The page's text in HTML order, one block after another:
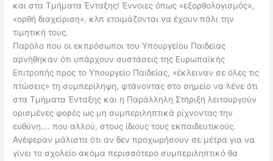
και στα Τμήματα Ένταξης! Έννοιες όπως «εξορθολογισμός»,
«ορθή διαχείριση», κλπ ετοιμάζονται να έχουν πάλι την
τιμητική τους.
Παρόλο που οι εκπρόσωποι του Υπουργείου Παιδείας
αρνήθηκαν ότι υπάρχουν συστάσεις της Ευρωπαϊκής
Επιτροπής προς το Υπουργείο Παιδείας, «έκλειναν σε όλες τις
πτώσεις» τη συμπερίληψη, φτάνοντας στο σημείο να λένε ότι
στα Τμήματα Ένταξης και η Παράλληλη Στήριξη λειτουργούν
ορισμένες φορές ως μη συμπεριληπτικά ρίχνοντας την
ευθύνη…. που αλλού, στους ίδιους τους εκπαιδευτικούς.
Ανέφεραν μάλιστα ότι αν δεν προχωρήσουν σε μέτρα για να
γίνει το σχολείο ακόμα περισσότερο συμπεριληπτικό θα